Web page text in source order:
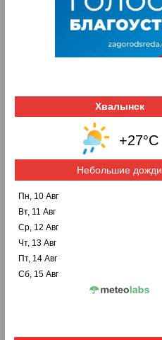
Хвалынск
+27°C
Небольшие дожди
Пн, 10 Авг
Вт, 11 Авг
Ср, 12 Авг
Чт, 13 Авг
Пт, 14 Авг
Сб, 15 Авг